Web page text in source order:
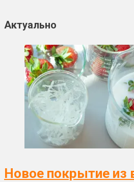
Актуально
Новое покрытие из